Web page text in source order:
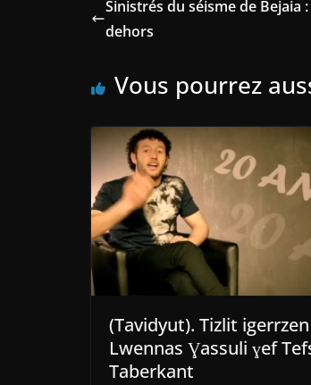
Sinistrés du séisme de
dehors
Vous pourrez
(Tavidyut). Tizlit
Lwennas Ɣassuli ɣef
Taberkant